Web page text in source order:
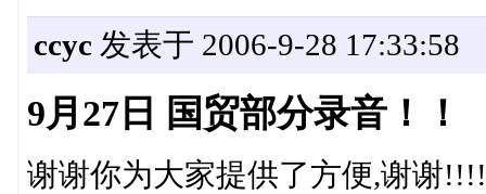
ccyc发表于 2006-9-28 17:33:58
9月27日 国贸部分录音！！
谢谢你为大家提供了方便,谢